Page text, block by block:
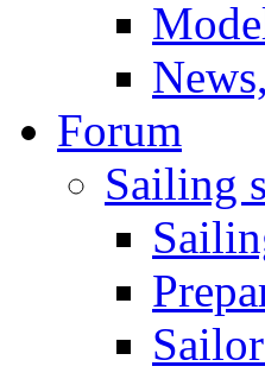
Forum
Sailing